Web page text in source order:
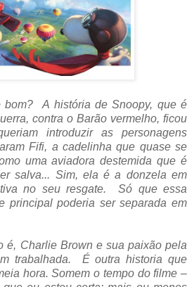
bom? A história de Snoopy, que é
contra o Barão vermelho, ficou
introduzir as personagens
Fifi, a cadelinha que quase se
uma aviadora destemida que é
salva... Sim, ela é a donzela em
no seu resgate. Só que essa
principal poderia ser separada em
é, Charlie Brown e sua paixão pela
trabalhada. É outra historia que
hora. Somem o tempo do filme –